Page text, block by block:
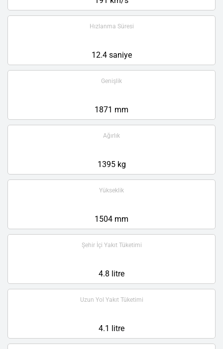
Hızlanma Süresi
12.4 saniye
Genişlik
1871 mm
Ağırlık
1395 kg
Yükseklik
1504 mm
Şehir İçi Yakıt Tüketimi
4.8 litre
Uzun Yol Yakıt Tüketimi
4.1 litre